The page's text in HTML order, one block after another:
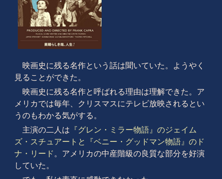
映画史に残る名作という話は聞いていた。ようやく
見ることができた。
映画史に残る名作と呼ばれる理由は理解できた。ア
メリカでは毎年、クリスマスにテレビ放映されるとい
うのもわかる気がする。
主演の二人は 『グレン・ミラー物語』のジェイム
ズ・スチュアートと『ベニー・グッドマン物語』のド
ナ・リード 。アメリカの中産階級の良質な部分を好演
していた。